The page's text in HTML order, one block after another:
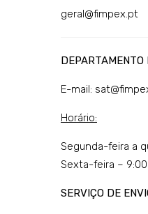
geral@fimpex.pt
E-mail:
Horário:
Segunda-feira a
Sexta-feira – 9:00
SERVIÇO DE